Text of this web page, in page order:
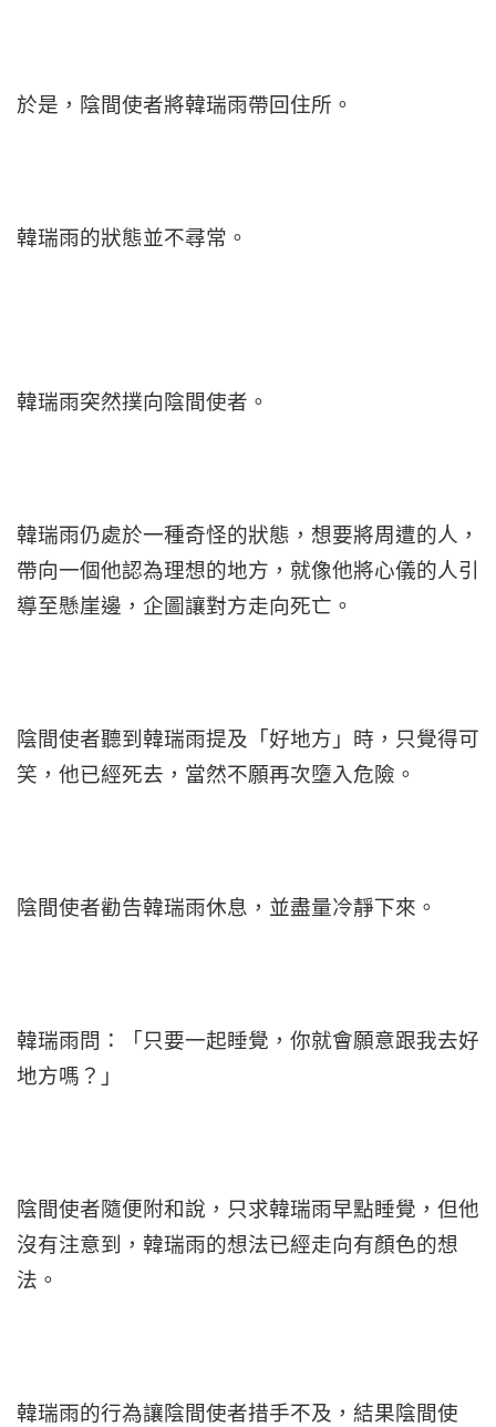
於是，陰間使者將韓瑞雨帶回住所。
韓瑞雨的狀態並不尋常。
韓瑞雨突然撲向陰間使者。
韓瑞雨仍處於一種奇怪的狀態，想要將周遭的人，
帶向一個他認為理想的地方，就像他將心儀的人引
導至懸崖邊，企圖讓對方走向死亡。
陰間使者聽到韓瑞雨提及「好地方」時，只覺得可
笑，他已經死去，當然不願再次墮入危險。
陰間使者勸告韓瑞雨休息，並盡量冷靜下來。
韓瑞雨問：「只要一起睡覺，你就會願意跟我去好
地方嗎？」
陰間使者隨便附和說，只求韓瑞雨早點睡覺，但他
沒有注意到，韓瑞雨的想法已經走向有顏色的想
法。
韓瑞雨的行為讓陰間使者措手不及，結果陰間使